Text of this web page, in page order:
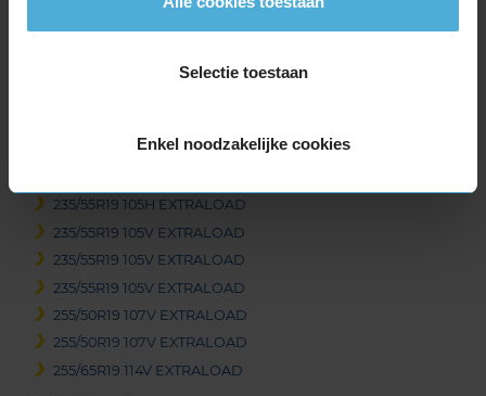
Selectie toestaan
Enkel noodzakelijke cookies
225/55R19 103V EXTRALOAD
235/55R19 101T
235/55R19 105H EXTRALOAD
235/55R19 105V EXTRALOAD
235/55R19 105V EXTRALOAD
235/55R19 105V EXTRALOAD
255/50R19 107V EXTRALOAD
255/50R19 107V EXTRALOAD
255/65R19 114V EXTRALOAD